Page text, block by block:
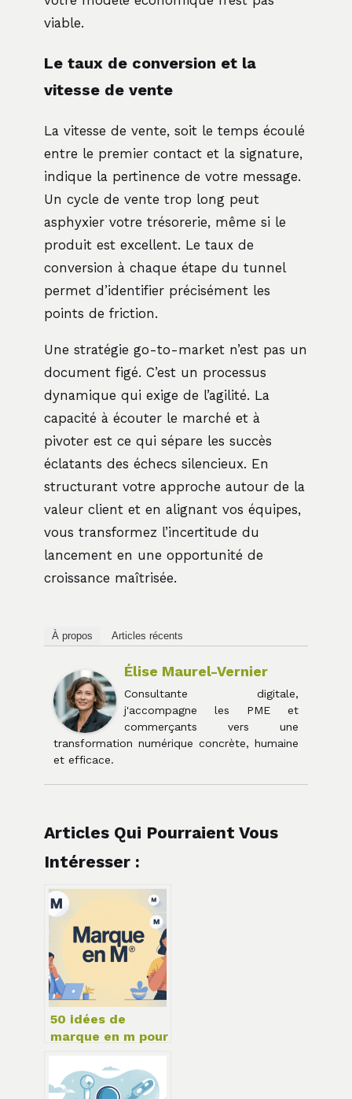
viable.
Le taux de conversion et la
vitesse de vente
La vitesse de vente, soit le temps écoulé
entre le premier contact et la signature,
indique la pertinence de votre message.
Un cycle de vente trop long peut
asphyxier votre trésorerie, même si le
produit est excellent. Le taux de
conversion à chaque étape du tunnel
permet d’identifier précisément les
points de friction.
Une stratégie go-to-market n’est pas un
document figé. C’est un processus
dynamique qui exige de l’agilité. La
capacité à écouter le marché et à
pivoter est ce qui sépare les succès
éclatants des échecs silencieux. En
structurant votre approche autour de la
valeur client et en alignant vos équipes,
vous transformez l’incertitude du
lancement en une opportunité de
croissance maîtrisée.
À propos Articles récents
Élise Maurel-Vernier
Consultante digitale,
j'accompagne les PME et
commerçants vers une
transformation numérique concrète, humaine
et efficace.
Articles Qui Pourraient Vous
Intéresser :
50 idées de
marque en m pour
inspirer votre
prochain nom